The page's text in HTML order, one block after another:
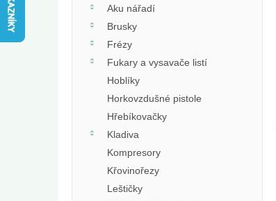
Aku nářadí
Brusky
Frézy
Fukary a vysavače listí
Hoblíky
Horkovzdušné pistole
Hřebíkovačky
Kladiva
Kompresory
Křovinořezy
Leštičky